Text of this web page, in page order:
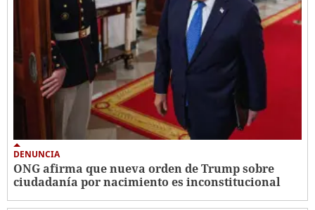
DENUNCIA
ONG afirma que nueva orden de Trump sobre
ciudadanía por nacimiento es inconstitucional